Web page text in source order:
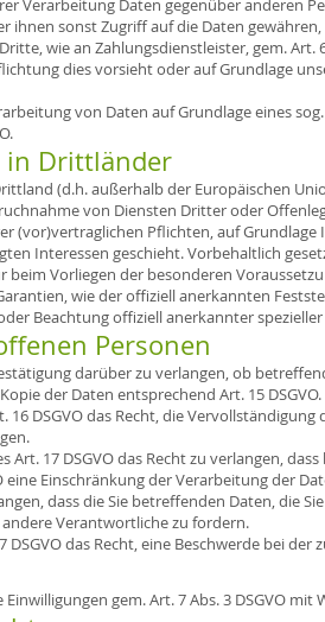
Verarbeitung Daten gegenüber anderen
ihnen sonst Zugriff auf die Daten
wie an Zahlungsdienstleister, gem. Art.
dies vorsieht oder auf Grundlage
von Daten auf Grundlage eines
in Drittländer
(d.h. außerhalb der Europäischen
von Diensten Dritter oder
(vor)vertraglichen Pflichten, auf
Interessen geschieht. Vorbehaltlich
Vorliegen der besonderen
wie der offiziell anerkannten
Beachtung offiziell anerkannter
Personen
darüber zu verlangen, ob
der Daten entsprechend Art. 15 DSGVO.
16 DSGVO das Recht, die
Art. 17 DSGVO das Recht zu verlangen,
eine Einschränkung der Verarbeitung der
dass die Sie betreffenden Daten, die
Verantwortliche zu fordern.
DSGVO das Recht, eine Beschwerde bei
Einwilligungen gem. Art. 7 Abs. 3 DSGVO